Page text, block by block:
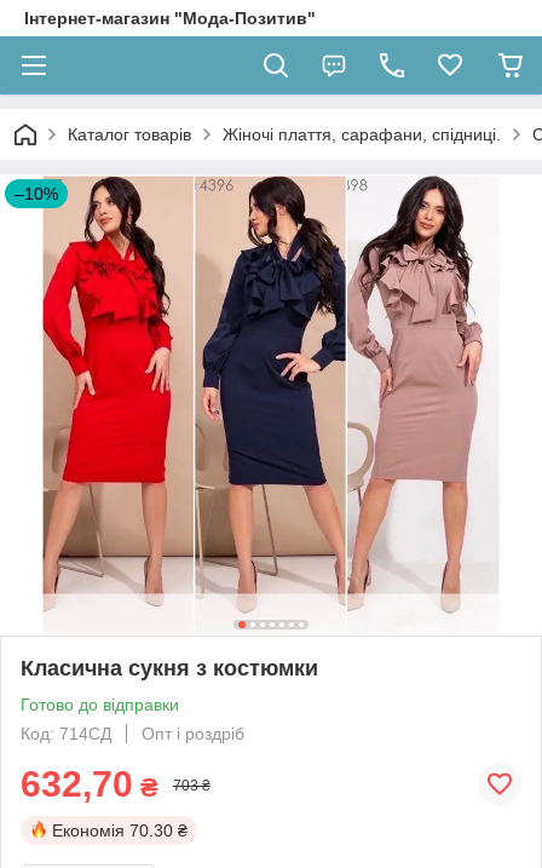
Інтернет-магазин "Мода-Позитив"
Каталог товарів Жіночі плаття, сарафани, спідниці.
–10%
Класична сукня з костюмки
Готово до відправки
Код: 714СД
Опт і роздріб
632,70 ₴ 703 ₴
Економія 70.30 ₴